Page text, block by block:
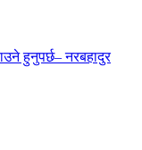
हुनुपर्छ– नरबहादुर